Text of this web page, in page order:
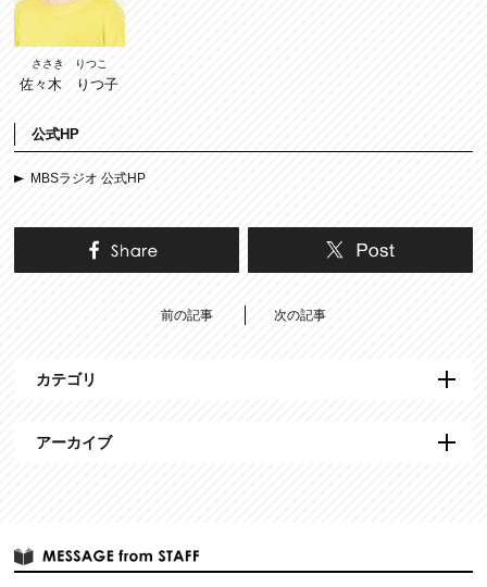
ささき りつこ
佐々木 りつ子
公式HP
MBSラジオ 公式HP
前の記事 次の記事
カテゴリ
アーカイブ